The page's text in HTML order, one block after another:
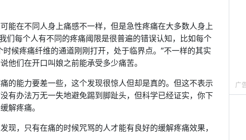
能在不同人身上痛感不一样，但是急性疼痛在大多数人身上
们每个人有不同的疼痛阈限是很普遍的错误认知，比如每个
时候疼痛纤维的通道刚刚打开，处于临界点。”不一样的其实
他们在开口叫娘之前能承受多少痛苦。
的能力要差一些，这个发现很惊人但却是真的。但这不表示
有办法万无一失地避免踢到脚趾头，但科学已经证实，你下
解疼痛。
现，只有在痛的时候咒骂的人才能有良好的缓解疼痛效果，
广